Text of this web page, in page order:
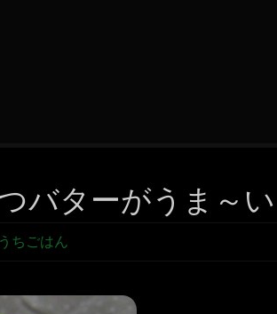
バターがうま～い
うちごはん